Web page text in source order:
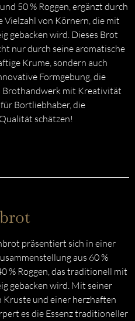
50 % Roggen, ergänzt durch
Vielzahl von Körnern, die mit
gebacken wird. Dieses Brot
nur durch seine aromatische
Krume, sondern auch
Formgebung, die
mit Kreativität
Bortliebhaber, die
schätzen!
präsentiert sich in einer
aus 60 %
% Roggen, das traditionell mit
gebacken wird. Mit seiner
Kruste und einer herzhaften
es die Essenz traditioneller